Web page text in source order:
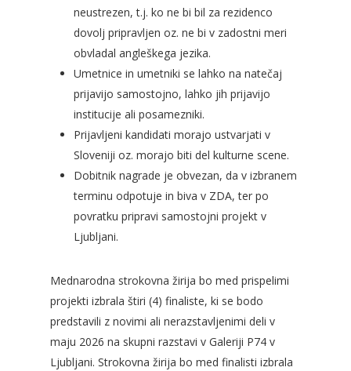
neustrezen, t.j. ko ne bi bil za rezidenco
dovolj pripravljen oz. ne bi v zadostni meri
obvladal angleškega jezika.
Umetnice in umetniki se lahko na natečaj
prijavijo samostojno, lahko jih prijavijo
institucije ali posamezniki.
Prijavljeni kandidati morajo ustvarjati v
Sloveniji oz. morajo biti del kulturne scene.
Dobitnik nagrade je obvezan, da v izbranem
terminu odpotuje in biva v ZDA, ter po
povratku pripravi samostojni projekt v
Ljubljani.
Mednarodna strokovna žirija bo med prispelimi
projekti izbrala štiri (4) finaliste, ki se bodo
predstavili z novimi ali nerazstavljenimi deli v
maju 2026 na skupni razstavi v Galeriji P74 v
Ljubljani. Strokovna žirija bo med finalisti izbrala